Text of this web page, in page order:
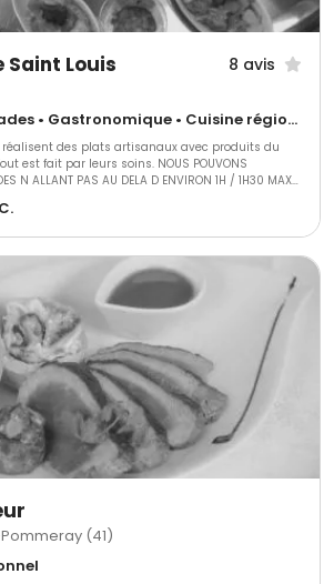
Saint Louis 8 avis
Barbecue et grillades • Gastronomique • Cuisine régionale
réalisent des plats artisanaux avec produits du
par leurs soins. NOUS POUVONS
N ALLANT PAS AU DELA D ENVIRON 1H / 1H30 MAX
(41)